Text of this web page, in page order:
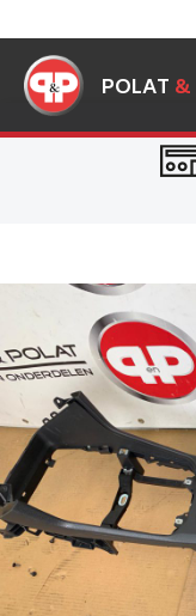
POLAT &